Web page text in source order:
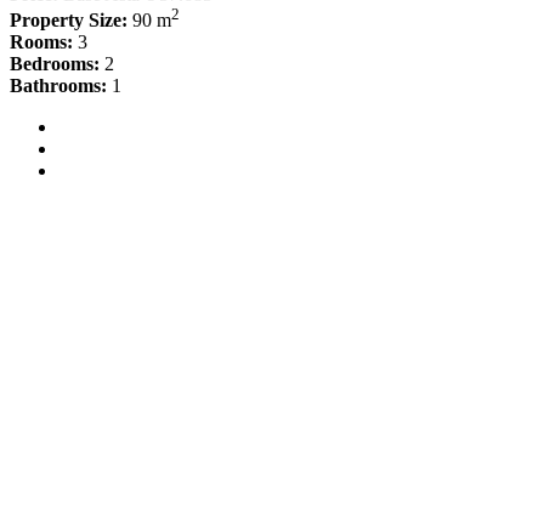
Property Size: 90 m2
Rooms: 3
Bedrooms: 2
Bathrooms: 1